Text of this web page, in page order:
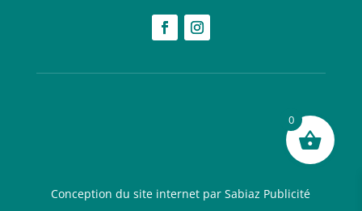
Conception du site internet par Sabiaz Publicité
0